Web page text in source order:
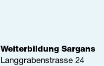
Weiterbildung Sargans
Langgrabenstrasse 24